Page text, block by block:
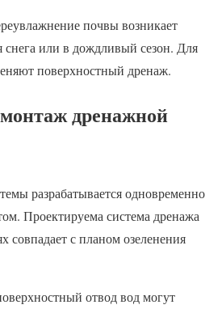
почвы возникает
снега или в дождливый сезон. Для
поверхностный дренаж.
дренажной
разрабатывается одновременно
Проектируема система дренажа
совпадает с планом озеленения
отвод вод могут